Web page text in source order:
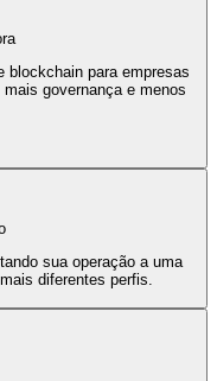
blockchain para empresas
governança e menos
sua operação a uma
diferentes perfis.